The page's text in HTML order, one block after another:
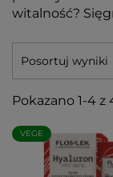
witalność?
Posortuj wyniki
Pokazano 1-4 z
VEGE